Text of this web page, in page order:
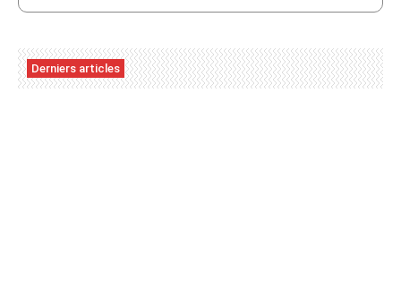
Derniers articles